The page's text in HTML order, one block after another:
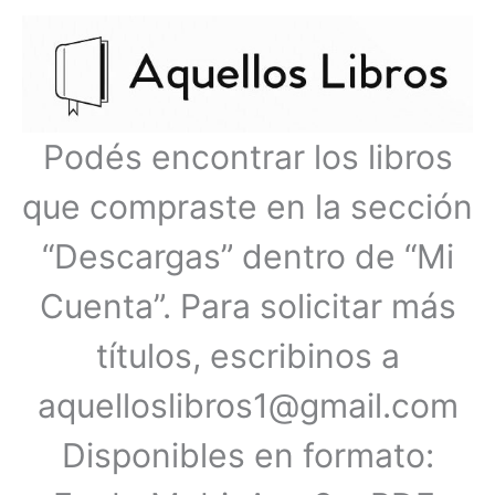
Podés encontrar los libros
que compraste en la sección
“Descargas” dentro de “Mi
Cuenta”. Para solicitar más
títulos, escribinos a
aquelloslibros1@gmail.com
Disponibles en formato:
principal